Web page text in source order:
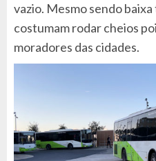
vazio. Mesmo sendo
costumam rodar cheios
moradores das cidades.